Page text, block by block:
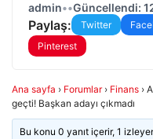
admin••Güncellendi:
Paylaş: Twitter
Pinterest
Ana sayfa › Forumlar › Finans ›
geçti! Başkan adayı çıkmadı
Bu konu 0 yanıt içerir, 1